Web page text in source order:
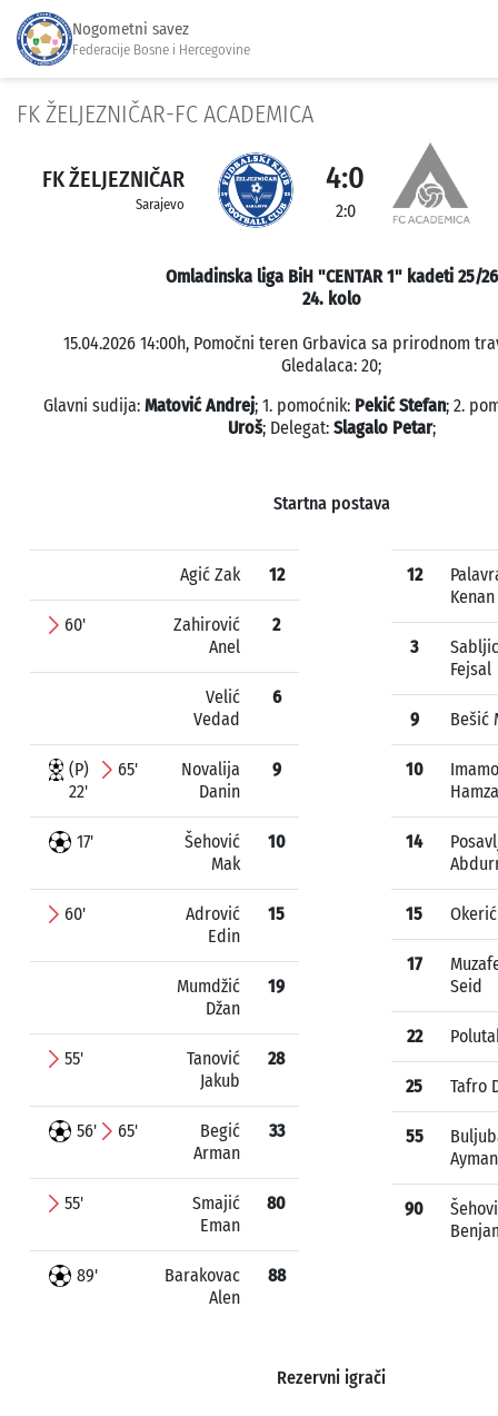
Nogometni savez
Federacije Bosne i Hercegovine
FK ŽELJEZNIČAR-FC ACADEMICA
FK ŽELJEZNIČAR
Sarajevo
4:0
2:0
Omladinska liga BiH "CENTAR 1" kadeti 25/26
24. kolo
15.04.2026 14:00h, Pomočni teren Grbavica sa prirodnom
Gledalaca: 20;
Glavni sudija: Matović Andrej; 1. pomoćnik: Pekić Stefan; 2.
Uroš; Delegat: Slagalo Petar;
Startna postava
Agić Zak 12
60'
Zahirović
Anel
2
Velić
Vedad
6
(P)
22'
65'
Novalija
Danin
9
17'
Šehović
Mak
10
60'
Adrović
Edin
15
Mumdžić
Džan
19
55'
Tanović
Jakub
28
56' 65'
Begić
Arman
33
55'
Smajić
Eman
80
89'
Barakovac
Alen
88
12
Kenan
3
Fejsal
9 Bešić
10
Hamza
14
15
17
Seid
22
25 Tafro
55
Ayman
90
Rezervni igrači